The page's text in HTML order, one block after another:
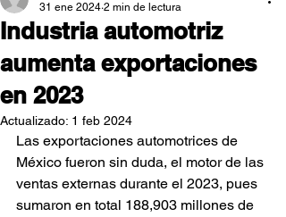
Industria automotriz
aumenta exportaciones
en 2023
31 ene 2024 2 min de lectura
Actualizado: 1 feb 2024
Las exportaciones automotrices de
México fueron sin duda, el motor de las
ventas externas durante el 2023, pues
sumaron en total 188,903 millones de